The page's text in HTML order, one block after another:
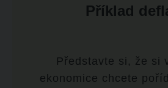
Příklad
Představte si, že si
ekonomice chcete